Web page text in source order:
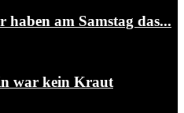
am Samstag das...
war kein Kraut